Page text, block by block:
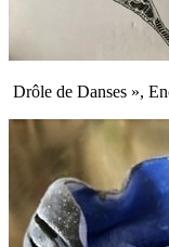
Drôle de Danses »,